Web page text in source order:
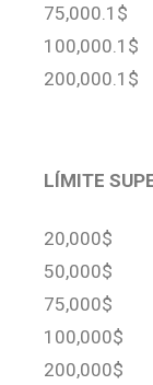
75,000.1$
100,000.1$
200,000.1$
LÍMITE
20,000$
50,000$
75,000$
100,000$
200,000$